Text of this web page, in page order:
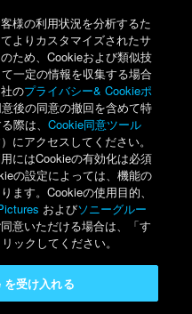
様の利用状況を分析するた
よりカスタマイズされたサ
ため、Cookieおよび類似技
一定の情報を収集する場合
のプライバシー& Cookieポ
後の同意の撤回を含めて特
際は、Cookie同意ツール
にアクセスしてください。
にはCookieの有効化は必須
の設定によっては、機能の
ます。Cookieの使用目的、
およびソニーグルー
意いただける場合は、「す
ックしてください。
受け入れる